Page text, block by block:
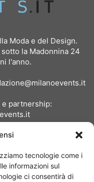
tecnologie come i
informazioni sul
ci consentirà di
Moda e del Design.
la Madonnina 24
l'anno.
partnership: